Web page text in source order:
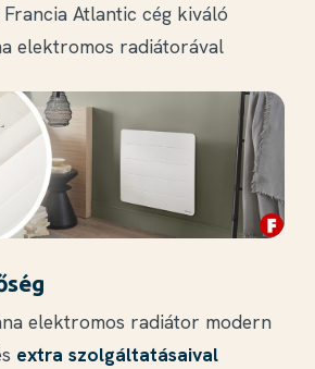
Atlantic cég kiváló
elektromos radiátorával
elektromos radiátor modern
extra szolgáltatásaival